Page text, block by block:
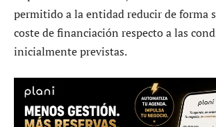
permitido a la entidad reducir de forma
coste de financiación respecto a las
inicialmente previstas.